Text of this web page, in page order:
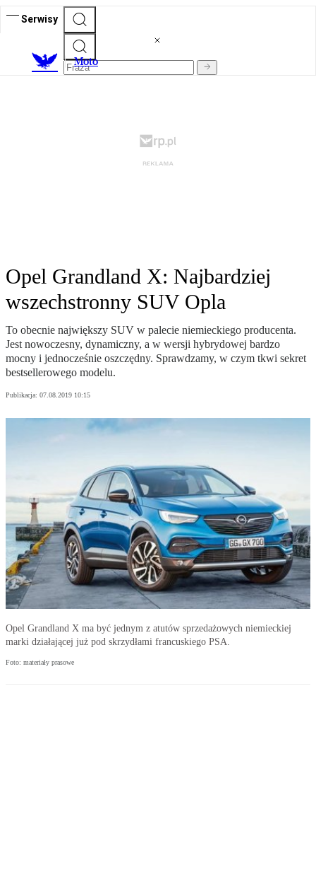
Serwisy
Moto
Opel Grandland X: Najbardziej
wszechstronny SUV Opla
To obecnie największy SUV w palecie niemieckiego producenta.
Jest nowoczesny, dynamiczny, a w wersji hybrydowej bardzo
mocny i jednocześnie oszczędny. Sprawdzamy, w czym tkwi sekret
bestsellerowego modelu.
Publikacja: 07.08.2019 10:15
Opel Grandland X ma być jednym z atutów sprzedażowych niemieckiej
marki działającej już pod skrzydłami francuskiego PSA.
Foto: materiały prasowe